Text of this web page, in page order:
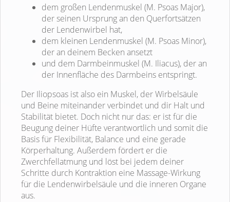
dem großen Lendenmuskel (M. Psoas Major),
der seinen Ursprung an den Querfortsätzen
der Lendenwirbel hat,
dem kleinen Lendenmuskel (M. Psoas Minor),
der an deinem Becken ansetzt
und dem Darmbeinmuskel (M. Iliacus), der an
der Innenfläche des Darmbeins entspringt.
Der Iliopsoas ist also ein Muskel, der Wirbelsäule
und Beine miteinander verbindet und dir Halt und
Stabilität bietet. Doch nicht nur das: er ist für die
Beugung deiner Hüfte verantwortlich und somit die
Basis für Flexibilität, Balance und eine gerade
Körperhaltung. Außerdem fördert er die
Zwerchfellatmung und löst bei jedem deiner
Schritte durch Kontraktion eine Massage-Wirkung
für die Lendenwirbelsäule und die inneren Organe
aus.